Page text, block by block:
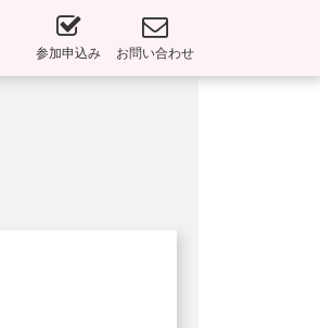
参加申込み お問い合わせ